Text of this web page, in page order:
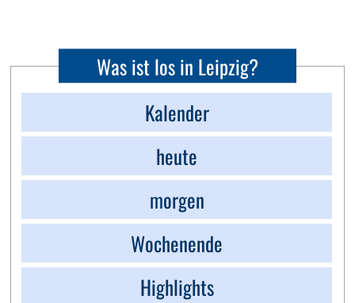
Was ist los in Leipzig?
Kalender
heute
morgen
Wochenende
Highlights